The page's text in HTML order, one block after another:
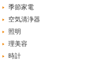
季節家電
空気清浄器
照明
理美容
時計